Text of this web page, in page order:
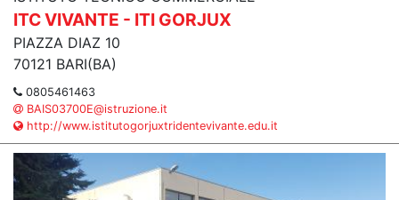
ITC VIVANTE - ITI GORJUX
PIAZZA DIAZ 10
70121 BARI(BA)
0805461463
BAIS03700E@istruzione.it
http://www.istitutogorjuxtridentevivante.edu.it